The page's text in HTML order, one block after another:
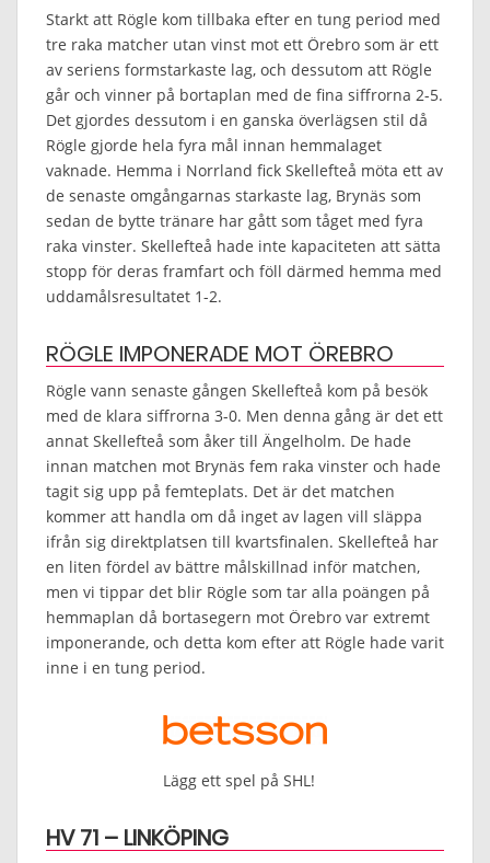
Starkt att Rögle kom tillbaka efter en tung period med
tre raka matcher utan vinst mot ett Örebro som är ett
av seriens formstarkaste lag, och dessutom att Rögle
går och vinner på bortaplan med de fina siffrorna 2-5.
Det gjordes dessutom i en ganska överlägsen stil då
Rögle gjorde hela fyra mål innan hemmalaget
vaknade. Hemma i Norrland fick Skellefteå möta ett av
de senaste omgångarnas starkaste lag, Brynäs som
sedan de bytte tränare har gått som tåget med fyra
raka vinster. Skellefteå hade inte kapaciteten att sätta
stopp för deras framfart och föll därmed hemma med
uddamålsresultatet 1-2.
RÖGLE IMPONERADE MOT ÖREBRO
Rögle vann senaste gången Skellefteå kom på besök
med de klara siffrorna 3-0. Men denna gång är det ett
annat Skellefteå som åker till Ängelholm. De hade
innan matchen mot Brynäs fem raka vinster och hade
tagit sig upp på femteplats. Det är det matchen
kommer att handla om då inget av lagen vill släppa
ifrån sig direktplatsen till kvartsfinalen. Skellefteå har
en liten fördel av bättre målskillnad inför matchen,
men vi tippar det blir Rögle som tar alla poängen på
hemmaplan då bortasegern mot Örebro var extremt
imponerande, och detta kom efter att Rögle hade varit
inne i en tung period.
Lägg ett spel på SHL!
HV 71 – LINKÖPING